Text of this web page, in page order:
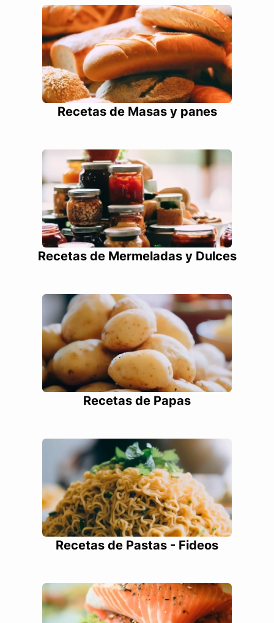
Recetas de Masas y panes
Recetas de Mermeladas y Dulces
Recetas de Papas
Recetas de Pastas - Fideos